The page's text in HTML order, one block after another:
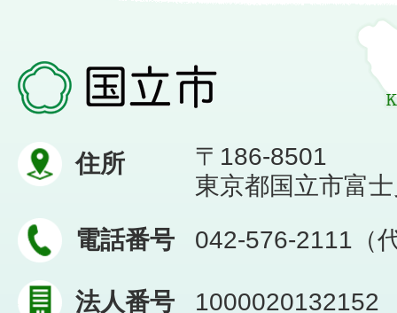
住所
〒186-8501
東京都国立市富
電話番号
042-576-2111（
法人番号 1000020132152